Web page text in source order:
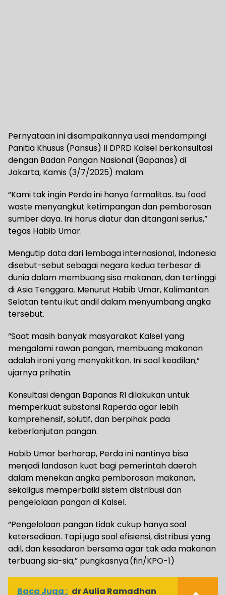
Pernyataan ini disampaikannya usai mendampingi
Panitia Khusus (Pansus) II DPRD Kalsel berkonsultasi
dengan Badan Pangan Nasional (Bapanas) di
Jakarta, Kamis (3/7/2025) malam.
“Kami tak ingin Perda ini hanya formalitas. Isu food
waste menyangkut ketimpangan dan pemborosan
sumber daya. Ini harus diatur dan ditangani serius,”
tegas Habib Umar.
Mengutip data dari lembaga internasional, Indonesia
disebut-sebut sebagai negara kedua terbesar di
dunia dalam membuang sisa makanan, dan tertinggi
di Asia Tenggara. Menurut Habib Umar, Kalimantan
Selatan tentu ikut andil dalam menyumbang angka
tersebut.
“Saat masih banyak masyarakat Kalsel yang
mengalami rawan pangan, membuang makanan
adalah ironi yang menyakitkan. Ini soal keadilan,”
ujarnya prihatin.
Konsultasi dengan Bapanas RI dilakukan untuk
memperkuat substansi Raperda agar lebih
komprehensif, solutif, dan berpihak pada
keberlanjutan pangan.
Habib Umar berharap, Perda ini nantinya bisa
menjadi landasan kuat bagi pemerintah daerah
dalam menekan angka pemborosan makanan,
sekaligus memperbaiki sistem distribusi dan
pengelolaan pangan di Kalsel.
“Pengelolaan pangan tidak cukup hanya soal
ketersediaan. Tapi juga soal efisiensi, distribusi yang
adil, dan kesadaran bersama agar tak ada makanan
terbuang sia-sia,” pungkasnya.(fin/KPO-1)
Baca Juga : dr Aulia Ramadhan